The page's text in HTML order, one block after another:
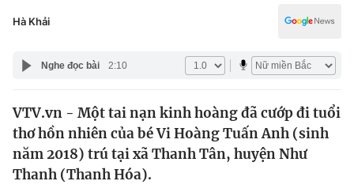
Thế giới
Tin tức
Giáo dục
Hà Khải
Nghe đọc bài 2:10
VTV.vn - Một tai nạn kinh hoàng đã cướp đi tuổi
thơ hồn nhiên của bé Vi Hoàng Tuấn Anh (sinh
năm 2018) trú tại xã Thanh Tân, huyện Như
Thanh (Thanh Hóa).